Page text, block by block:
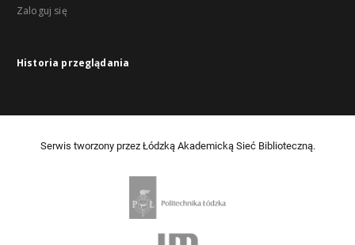
Zaloguj się
Historia przeglądania
Serwis tworzony przez Łódzką Akademicką Sieć Biblioteczną.